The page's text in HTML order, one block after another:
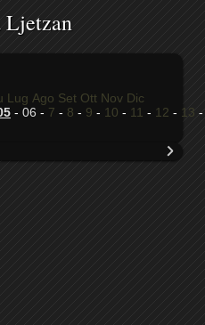
Ljetzan
Lug Ago Set Ott Nov Dic
- 06 - 7 - 8 - 9 - 10 - 11 - 12 - 13